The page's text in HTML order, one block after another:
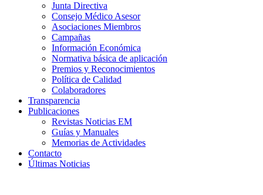
Junta Directiva
Consejo Médico Asesor
Asociaciones Miembros
Campañas
Información Económica
Normativa básica de aplicación
Premios y Reconocimientos
Política de Calidad
Colaboradores
Transparencia
Publicaciones
Revistas Noticias EM
Guías y Manuales
Memorias de Actividades
Contacto
Últimas Noticias